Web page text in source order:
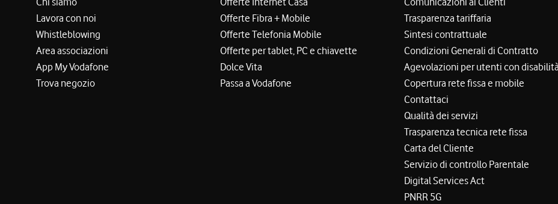
Lavora con noi
Whistleblowing
Area associazioni
App My Vodafone
Trova negozio
Offerte Fibra + Mobile
Offerte Telefonia Mobile
Offerte per tablet, PC e chiavette
Dolce Vita
Passa a Vodafone
Trasparenza tariffaria
Sintesi contrattuale
Condizioni Generali di Contratto
Agevolazioni per utenti con disabilità
Copertura rete fissa e mobile
Contattaci
Qualità dei servizi
Trasparenza tecnica rete fissa
Carta del Cliente
Servizio di controllo Parentale
Digital Services Act
PNRR 5G